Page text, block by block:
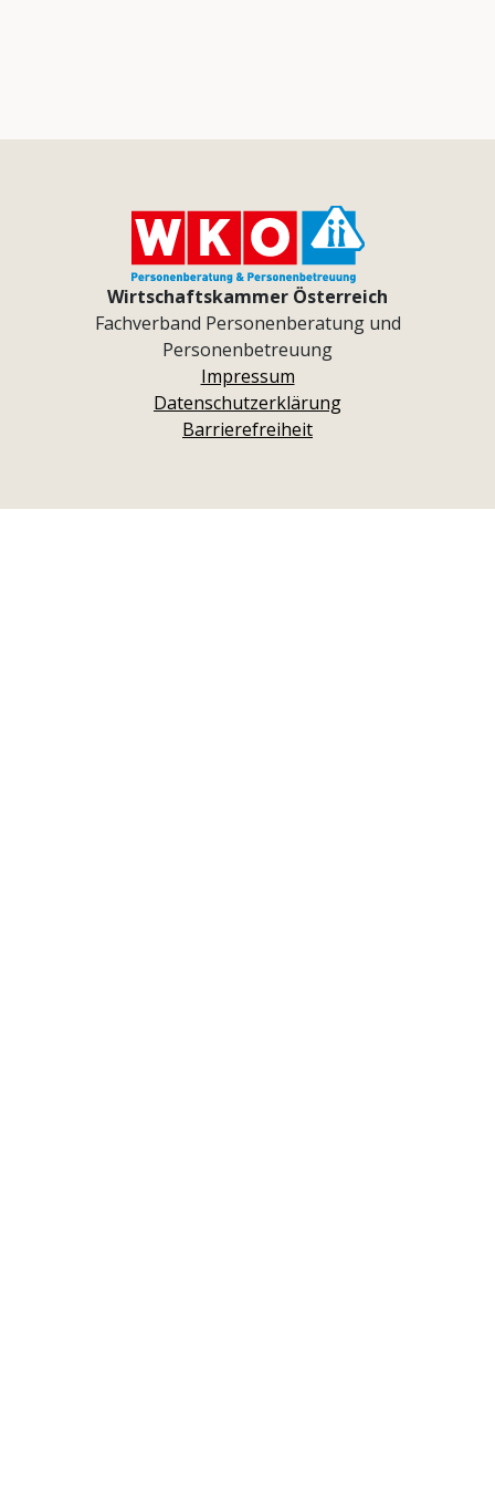
Wirtschaftskammer Österreich
Fachverband Personenberatung und
Personenbetreuung
Impressum
Datenschutzerklärung
Barrierefreiheit